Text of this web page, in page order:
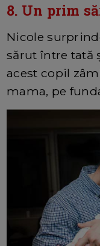
8. Un prim
Nicole
sărut între tată
acest copil
mama, pe